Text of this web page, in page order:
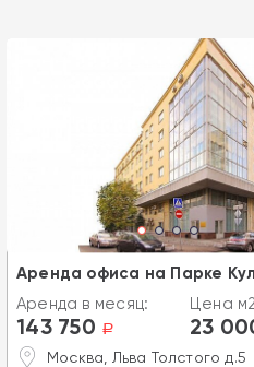
Аренда офиса на Парке
Аренда в месяц:
143 750 a
Цена
23
Москва, Льва Толстого д.5